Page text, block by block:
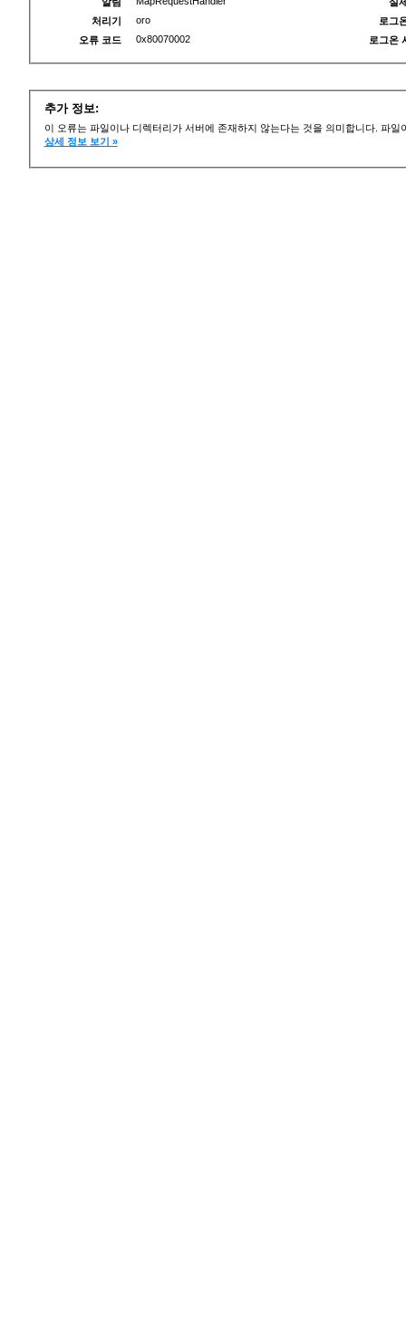
처리기
oro
오류 코드
0x80070002
로그
로그온
추가 정보:
이 오류는 파일이나 디렉터리가 서버에 존재하지 않는다는 것을 의미합니다. 파
상세 정보 보기 »